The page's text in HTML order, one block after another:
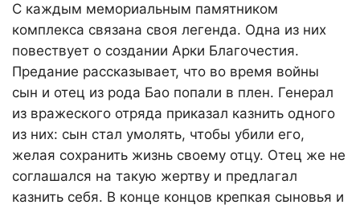
С каждым мемориальным памятником
комплекса связана своя легенда. Одна из них
повествует о создании Арки Благочестия.
Предание рассказывает, что во время войны
сын и отец из рода Бао попали в плен. Генерал
из вражеского отряда приказал казнить одного
из них: сын стал умолять, чтобы убили его,
желая сохранить жизнь своему отцу. Отец же не
соглашался на такую жертву и предлагал
казнить себя. В конце концов крепкая сыновья и